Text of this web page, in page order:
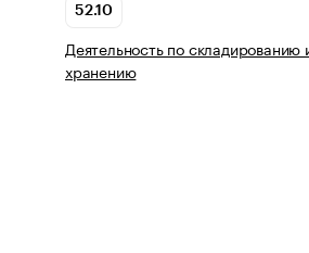
52.10
Деятельность по складированию
хранению